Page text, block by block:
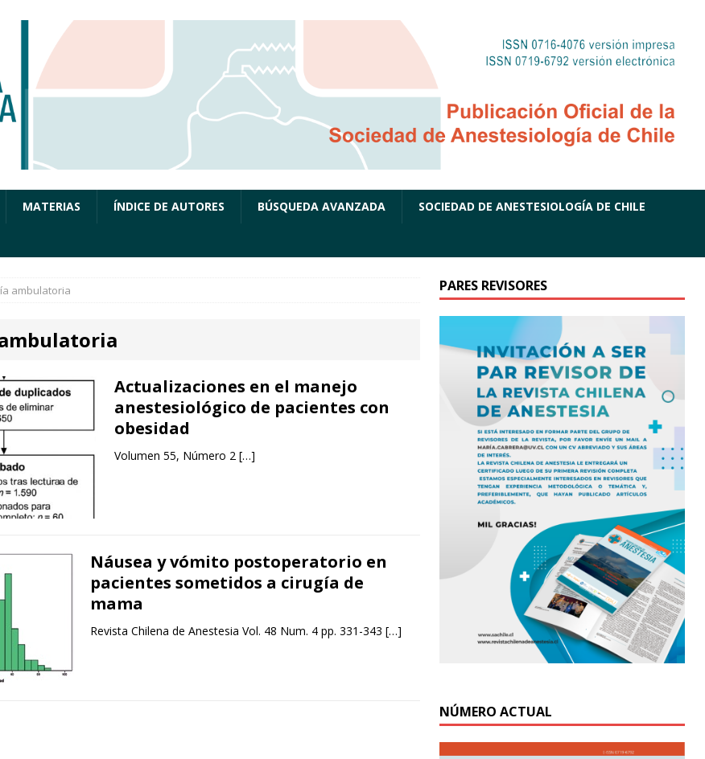
MATERIAS ÍNDICE DE AUTORES BÚSQUEDA AVANZADA SOCIEDAD DE ANESTESIOLOGÍA DE CHILE
ambulatoria
Actualizaciones en el manejo
anestesiológico de pacientes con
obesidad
Volumen 55, Número 2 […]
Náusea y vómito postoperatorio en
pacientes sometidos a cirugía de
mama
Revista Chilena de Anestesia Vol. 48 Num. 4 pp. 331-343 […]
PARES REVISORES
NÚMERO ACTUAL